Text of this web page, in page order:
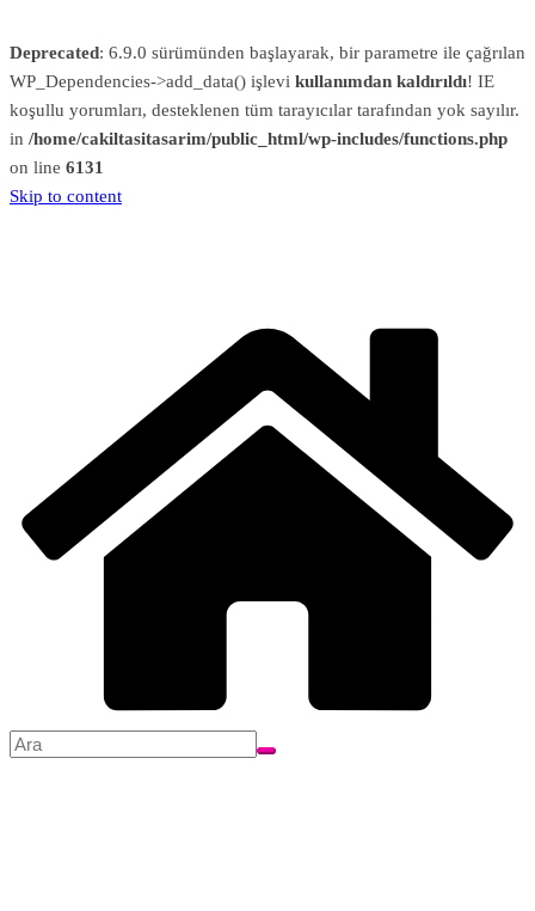
Deprecated: 6.9.0 sürümünden başlayarak, bir parametre ile çağrılan
WP_Dependencies->add_data() işlevi kullanımdan kaldırıldı! IE
koşullu yorumları, desteklenen tüm tarayıcılar tarafından yok sayılır.
in /home/cakiltasitasarim/public_html/wp-includes/functions.php
on line 6131
Skip to content